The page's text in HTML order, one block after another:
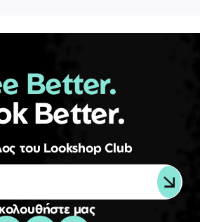
Better.
Better.
του Lookshop Club
μας